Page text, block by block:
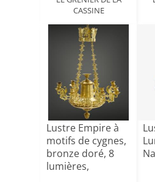
CASSINE
Lustre Empire à
motifs de cygnes,
bronze doré, 8
lumières,